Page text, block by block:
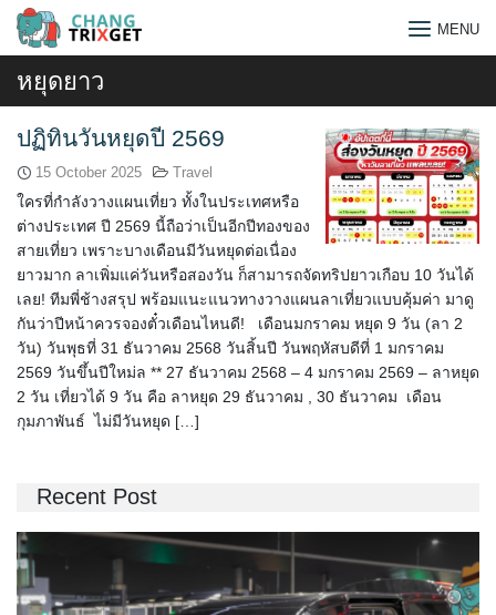
Skip
Search
MENU
หยุดยาว
ปฏิทินวันหยุดปี 2569
15 October 2025 Travel
ใครที่กำลังวางแผนเที่ยว ทั้งในประเทศหรือ
ต่างประเทศ ปี 2569 นี้ถือว่าเป็นอีกปีทองของ
สายเที่ยว เพราะบางเดือนมีวันหยุดต่อเนื่อง
ยาวมาก ลาเพิ่มแค่วันหรือสองวัน ก็สามารถจัดทริปยาวเกือบ 10 วันได้
เลย! ทีมพี่ช้างสรุป พร้อมแนะแนวทางวางแผนลาเที่ยวแบบคุ้มค่า มาดู
กันว่าปีหน้าควรจองตั๋วเดือนไหนดี! เดือนมกราคม หยุด 9 วัน (ลา 2
วัน) วันพุธที่ 31 ธันวาคม 2568 วันสิ้นปี วันพฤหัสบดีที่ 1 มกราคม
2569 วันขึ้นปีใหม่ล ** 27 ธันวาคม 2568 – 4 มกราคม 2569 – ลาหยุด
2 วัน เที่ยวได้ 9 วัน คือ ลาหยุด 29 ธันวาคม , 30 ธันวาคม เดือน
กุมภาพันธ์ ไม่มีวันหยุด […]
Recent Post